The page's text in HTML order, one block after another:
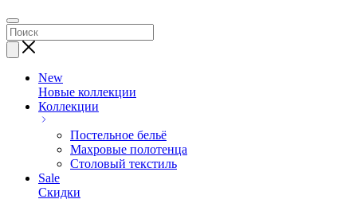
New
Новые коллекции
Коллекции
Постельное бельё
Махровые полотенца
Столовый текстиль
Sale
Скидки